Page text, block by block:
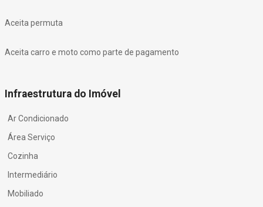
Aceita permuta
Aceita carro e moto como parte de pagamento
Infraestrutura do Imóvel
Ar Condicionado
Área Serviço
Cozinha
Intermediário
Mobiliado